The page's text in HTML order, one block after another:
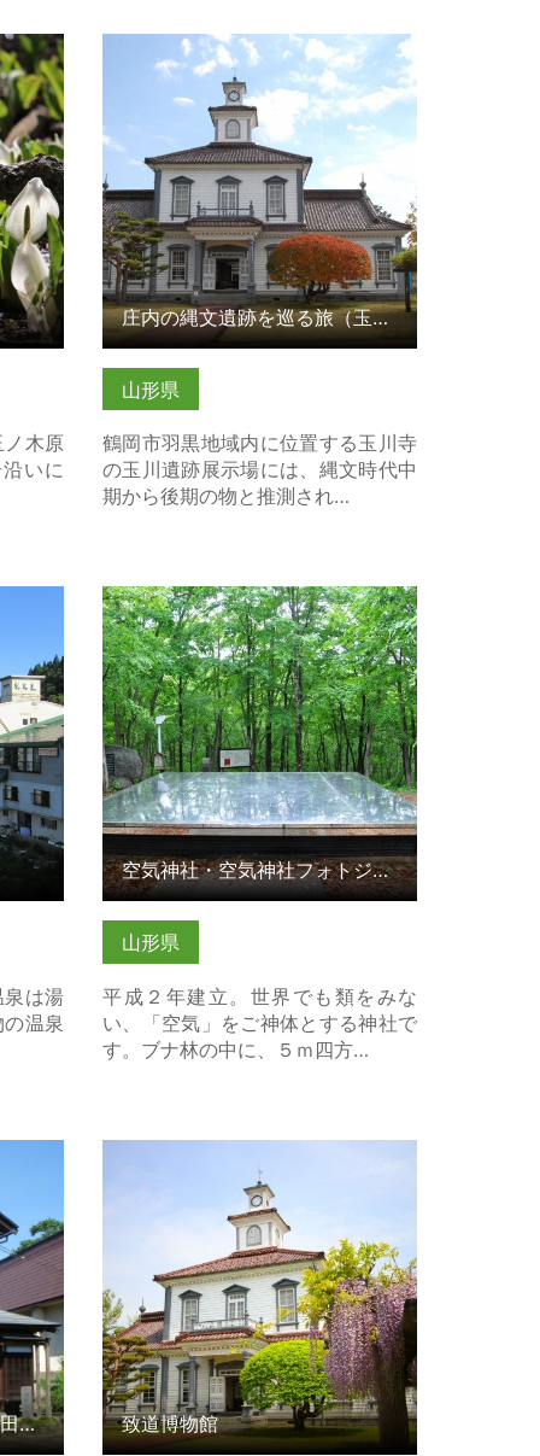
木原
いに
はこち
山形県
鶴岡市羽黒地域内に位置する玉川寺
の玉川遺跡展示場には、縄文時代中
期から後期の物と推測され…
庄内の縄文遺跡を巡る旅（玉川寺、
致道博物館） の詳細はこちら
庄内の縄文遺跡を巡る旅（玉川寺、致道博物館）
は湯
温泉
山形県
平成２年建立。世界でも類をみな
い、「空気」をご神体とする神社で
す。ブナ林の中に、５ｍ四方…
空気神社・空気神社フォトジェニッ
クライトアップ の詳細はこちら
空気神社・空気神社フォトジェニックライトアップ
【山形県 大石田町】大石田町立歴史民俗資料館 致道博物館